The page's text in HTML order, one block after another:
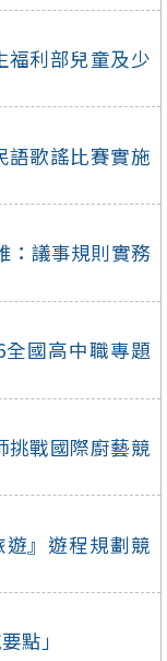
福利部兒童及少
語歌謠比賽實施
：議事規則實務
國高中職專題
挑戰國際廚藝競
遊』遊程規劃競
點」